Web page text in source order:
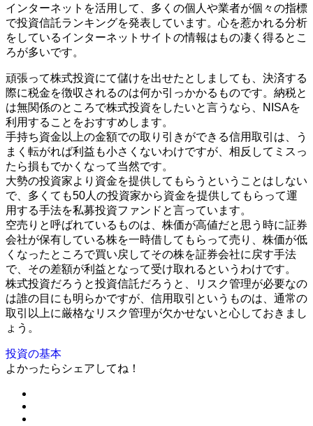
インターネットを活用して、多くの個人や業者が個々の指標
で投資信託ランキングを発表しています。心を惹かれる分析
をしているインターネットサイトの情報はもの凄く得るとこ
ろが多いです。
頑張って株式投資にて儲けを出せたとしましても、決済する
際に税金を徴収されるのは何か引っかかるものです。納税と
は無関係のところで株式投資をしたいと言うなら、NISAを
利用することをおすすめします。
手持ち資金以上の金額での取り引きができる信用取引は、う
まく転がれば利益も小さくないわけですが、相反してミスっ
たら損もでかくなって当然です。
大勢の投資家より資金を提供してもらうということはしない
で、多くても50人の投資家から資金を提供してもらって運
用する手法を私募投資ファンドと言っています。
空売りと呼ばれているものは、株価が高値だと思う時に証券
会社が保有している株を一時借してもらって売り、株価が低
くなったところで買い戻してその株を証券会社に戻す手法
で、その差額が利益となって受け取れるというわけです。
株式投資だろうと投資信託だろうと、リスク管理が必要なの
は誰の目にも明らかですが、信用取引というものは、通常の
取引以上に厳格なリスク管理が欠かせないと心しておきまし
ょう。
投資の基本
よかったらシェアしてね！